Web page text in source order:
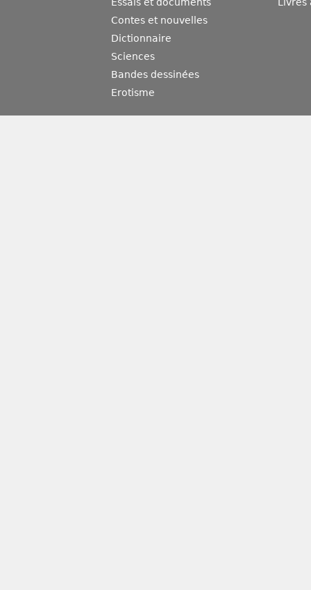
Essais et documents
Contes et nouvelles
Dictionnaire
Sciences
Bandes dessinées
Erotisme
Livres